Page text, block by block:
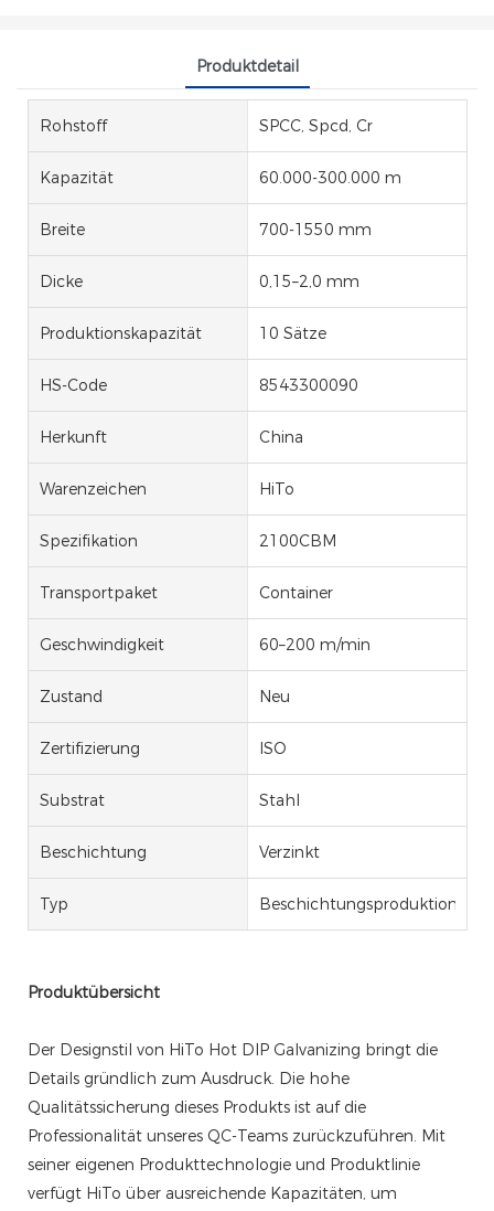
Produktdetail
Rohstoff SPCC, Spcd, Cr
Kapazität 60.000-300.000 m
Breite 700-1550 mm
Dicke 0,15–2,0 mm
Produktionskapazität 10 Sätze
HS-Code 8543300090
Herkunft China
Warenzeichen HiTo
Spezifikation 2100CBM
Transportpaket Container
Geschwindigkeit 60–200 m/min
Zustand Neu
Zertifizierung ISO
Substrat Stahl
Beschichtung Verzinkt
Typ Beschichtungsproduktionslinie
Produktübersicht
Der Designstil von HiTo Hot DIP Galvanizing bringt die
Details gründlich zum Ausdruck. Die hohe
Qualitätssicherung dieses Produkts ist auf die
Professionalität unseres QC-Teams zurückzuführen. Mit
seiner eigenen Produkttechnologie und Produktlinie
verfügt HiTo über ausreichende Kapazitäten, um